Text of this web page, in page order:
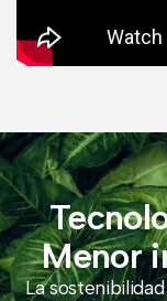
Menor
La